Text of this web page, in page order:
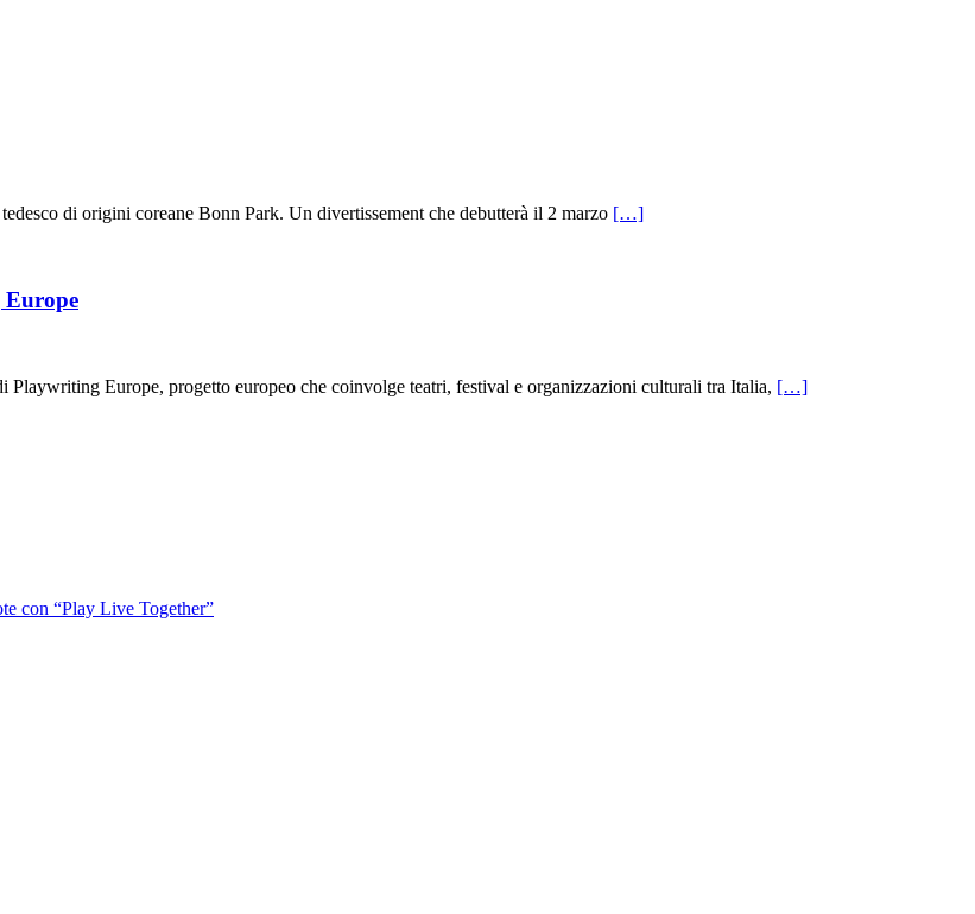
di origini coreane Bonn Park. Un divertissement che debutterà il 2 marzo […]
Europe
Europe, progetto europeo che coinvolge teatri, festival e organizzazioni culturali tra Italia, […]
con “Play Live Together”